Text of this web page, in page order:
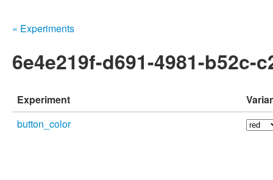
« Experiments
6e4e219f-d691-4981-b52c-
Experiment
button_color